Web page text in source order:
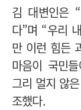
김 대변인은
다”며 “우리
만 이런 힘든
마음이 국민
그리 멀지 않
조했다.